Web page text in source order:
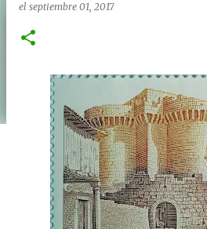
el septiembre 01, 2017